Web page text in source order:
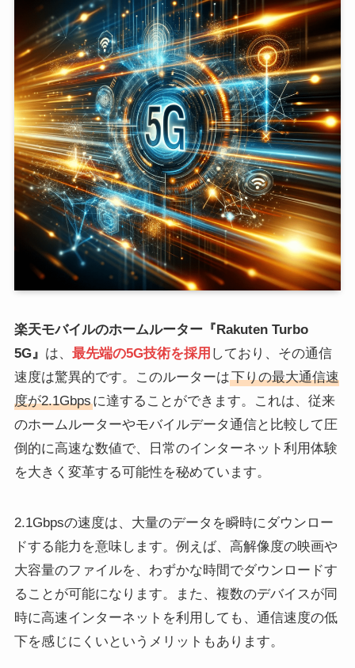
楽天モバイルのホームルーター『Rakuten Turbo
5G』 は、 最先端の5G技術を採用 しており、その通信
速度は驚異的です。このルーターは下りの最大通信速
度が2.1Gbpsに達することができます。これは、従来
のホームルーターやモバイルデータ通信と比較して圧
倒的に高速な数値で、日常のインターネット利用体験
を大きく変革する可能性を秘めています。
2.1Gbpsの速度は、大量のデータを瞬時にダウンロー
ドする能力を意味します。例えば、高解像度の映画や
大容量のファイルを、わずかな時間でダウンロードす
ることが可能になります。また、複数のデバイスが同
時に高速インターネットを利用しても、通信速度の低
下を感じにくいというメリットもあります。